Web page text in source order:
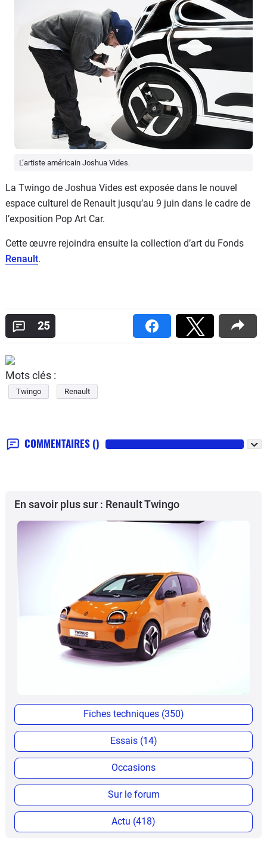
L’artiste américain Joshua Vides.
La Twingo de Joshua Vides est exposée dans le nouvel
espace culturel de Renault jusqu’au 9 juin dans le cadre de
l’exposition Pop Art Car.
Cette œuvre rejoindra ensuite la collection d’art du Fonds
Renault.
25
Mots clés :
Twingo Renault
COMMENTAIRES ()
En savoir plus sur : Renault Twingo
Fiches techniques (350)
Essais (14)
Occasions
Sur le forum
Actu (418)